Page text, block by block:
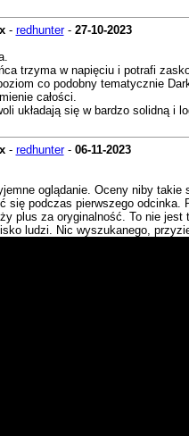
- redhunter- 27-10-2023
trzyma w napięciu i potrafi
co podobny tematycznie
całości.
układają się w bardzo solidną i
- redhunter- 06-11-2023
oglądanie. Oceny niby takie
się podczas pierwszego odcinka.
plus za oryginalność. To nie
ludzi. Nic wyszukanego,